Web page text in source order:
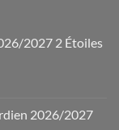
2027 2 Étoiles
2026/2027